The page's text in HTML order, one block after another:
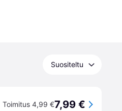
Suositeltu
Toimitus 4,99 €7,99 €